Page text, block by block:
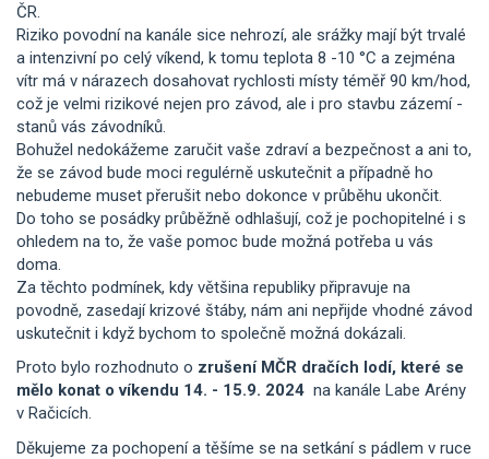
ČR.
Riziko povodní na kanále sice nehrozí, ale srážky mají být trvalé
a intenzivní po celý víkend, k tomu teplota 8 -10 °C a zejména
vítr má v nárazech dosahovat rychlosti místy téměř 90 km/hod,
což je velmi rizikové nejen pro závod, ale i pro stavbu zázemí -
stanů vás závodníků.
Bohužel nedokážeme zaručit vaše zdraví a bezpečnost a ani to,
že se závod bude moci regulérně uskutečnit a případně ho
nebudeme muset přerušit nebo dokonce v průběhu ukončit.
Do toho se posádky průběžně odhlašují, což je pochopitelné i s
ohledem na to, že vaše pomoc bude možná potřeba u vás
doma.
Za těchto podmínek, kdy většina republiky připravuje na
povodně, zasedají krizové štáby, nám ani nepřijde vhodné závod
uskutečnit i když bychom to společně možná dokázali.
Proto bylo rozhodnuto o zrušení MČR dračích lodí, které se
mělo konat o víkendu 14. - 15.9. 2024 na kanále Labe Arény
v Račicích.
Děkujeme za pochopení a těšíme se na setkání s pádlem v ruce